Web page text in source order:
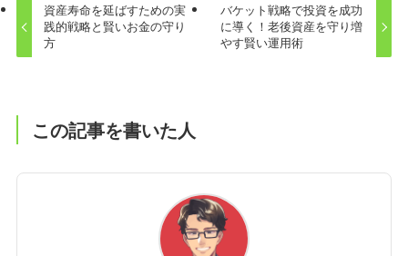
資産寿命を延ばすための実
践的戦略と賢いお金の守り
方
バケット戦略で投資を成功
に導く！老後資産を守り増
やす賢い運用術
この記事を書いた人